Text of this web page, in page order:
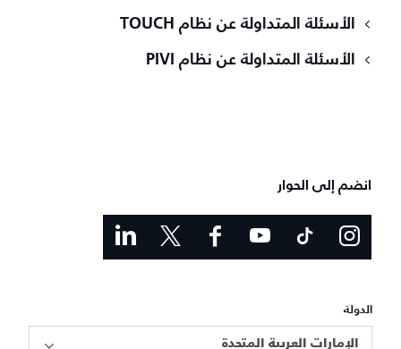
الأسئلة المتداولة عن نظام TOUCH
الأسئلة المتداولة عن نظام PIVI
انضم إلى الحوار
الدولة
الإمارات العربية المتحدة